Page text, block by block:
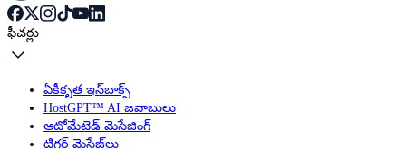
ఫీచర్లు
ఏకీకృత ఇన్‌బాక్స్
HostGPT™ AI జవాబులు
ఆటోమేటెడ్ మెసేజింగ్
ట్రిగ్గర్ మెసేజ్‌లు